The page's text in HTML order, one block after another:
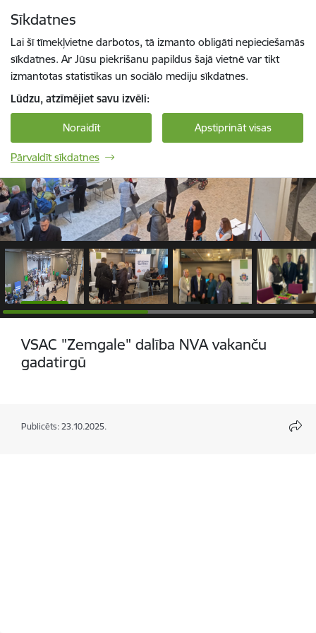
Sīkdatnes
Lai šī tīmekļvietne darbotos, tā izmanto obligāti nepieciešamās
sīkdatnes. Ar Jūsu piekrišanu papildus šajā vietnē var tikt
izmantotas statistikas un sociālo mediju sīkdatnes.
Lūdzu, atzīmējiet savu izvēli:
Noraidīt Apstiprināt visas
Pārvaldīt sīkdatnes
1 / 8
VSAC "Zemgale" dalība NVA vakanču
gadatirgū
Publicēts: 23.10.2025.